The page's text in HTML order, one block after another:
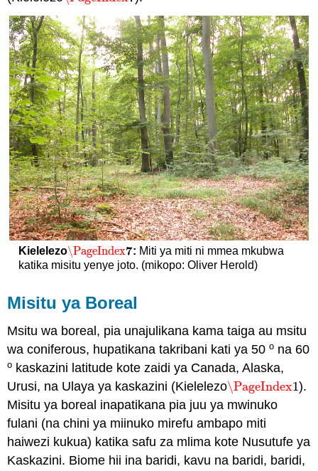
Kielelezo\PageIndex7
\PageIndex7: Miti ya miti ni mmea mkubwa
katika misitu yenye joto. (mikopo: Oliver Herold)
Misitu ya Boreal
Msitu wa boreal, pia unajulikana kama taiga au msitu
wa coniferous, hupatikana takribani kati ya 50o na 60
o kaskazini latitude kote zaidi ya Canada, Alaska,
Urusi, na Ulaya ya kaskazini (Kielelezo\PageIndex1
\PageIndex1).
Misitu ya boreal inapatikana pia juu ya mwinuko
fulani (na chini ya miinuko mirefu ambapo miti
haiwezi kukua) katika safu za mlima kote Nusutufe ya
Kaskazini. Biome hii ina baridi, kavu na baridi, baridi,